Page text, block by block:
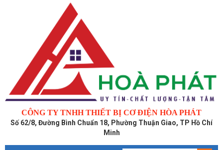
CÔNG TY TNHH THIẾT BỊ CƠ ĐIỆN HÒA PHÁT
Số 62/8, Đường Bình Chuẩn 18, Phường Thuận Giao, TP Hồ Chí
Minh